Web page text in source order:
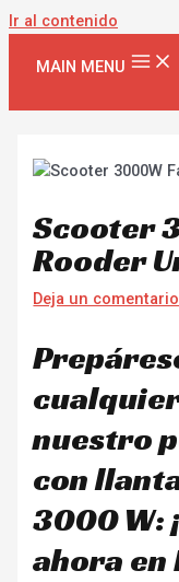
Ir al contenido
MAIN MENU
Scooter
Rooder
Deja un comentario
nuestro
con
3000 W:
ahora en